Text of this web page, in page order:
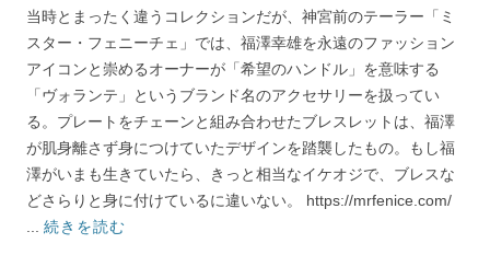
当時とまったく違うコレクションだが、神宮前のテーラー「ミ
スター・フェニーチェ」では、福澤幸雄を永遠のファッション
アイコンと崇めるオーナーが「希望のハンドル」を意味する
「ヴォランテ」というブランド名のアクセサリーを扱ってい
る。プレートをチェーンと組み合わせたブレスレットは、福澤
が肌身離さず身につけていたデザインを踏襲したもの。もし福
澤がいまも生きていたら、きっと相当なイケオジで、ブレスな
どさらりと身に付けているに違いない。 https://mrfenice.com/
続きを読む